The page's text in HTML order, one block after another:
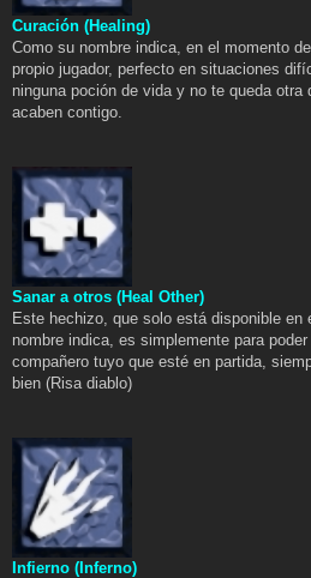
Curación (Healing)
Como su nombre indica, en el momento
propio jugador, perfecto en situaciones
ninguna poción de vida y no te queda otra
acaben contigo.
Sanar a otros (Heal Other)
Este hechizo, que solo está disponible en
nombre indica, es simplemente para
compañero tuyo que esté en partida,
bien (Risa diablo)
Infierno (Inferno)